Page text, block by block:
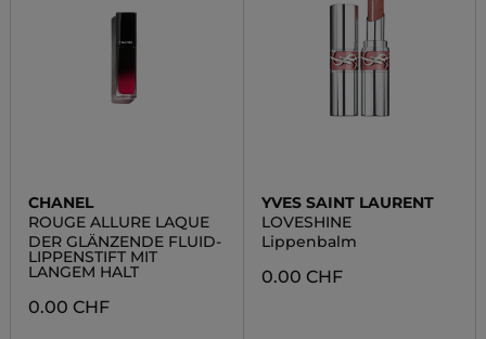
CHANEL
ROUGE ALLURE LAQUE
DER GLÄNZENDE FLUID-
LIPPENSTIFT MIT
LANGEM HALT
0.00 CHF
YVES SAINT LAURENT
LOVESHINE
Lippenbalm
0.00 CHF